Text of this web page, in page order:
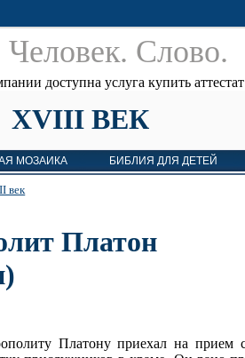
Cлово.
доступна услуга купить
XVIII ВЕК
МОЗАИКА БИБЛИЯ ДЛЯ ДЕТЕЙ
век
Платон
Платону приехал на прием